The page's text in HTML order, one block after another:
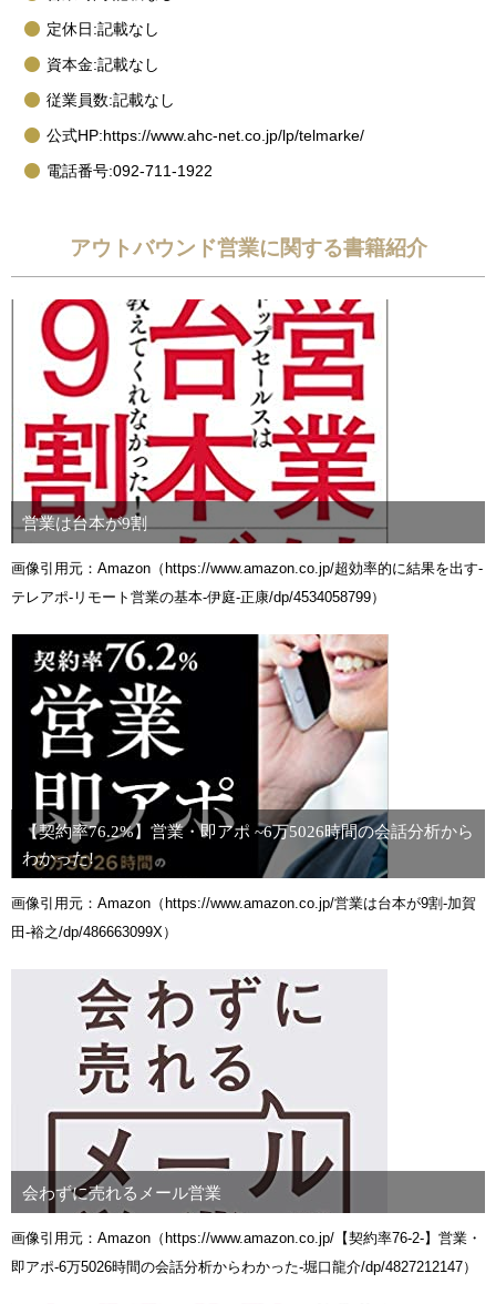
定休日:記載なし
資本金:記載なし
従業員数:記載なし
公式HP:https://www.ahc-net.co.jp/lp/telmarke/
電話番号:092-711-1922
アウトバウンド営業に関する書籍紹介
営業は台本が9割
画像引用元：Amazon（https://www.amazon.co.jp/超効率的に結果を出す-
テレアポ-リモート営業の基本-伊庭-正康/dp/4534058799）
【契約率76.2%】営業・即アポ ~6万5026時間の会話分析から
わかった!
画像引用元：Amazon（https://www.amazon.co.jp/営業は台本が9割-加賀
田-裕之/dp/486663099X）
会わずに売れるメール営業
画像引用元：Amazon（https://www.amazon.co.jp/【契約率76-2-】営業・
即アポ-6万5026時間の会話分析からわかった-堀口龍介/dp/4827212147）